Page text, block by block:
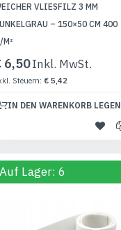
VLIESFILZ 3 MM
– 150×50 CM 400
M²
6,50
€ 5,42
IN DEN WARENKORB LEGEN
Auf Lager: 6